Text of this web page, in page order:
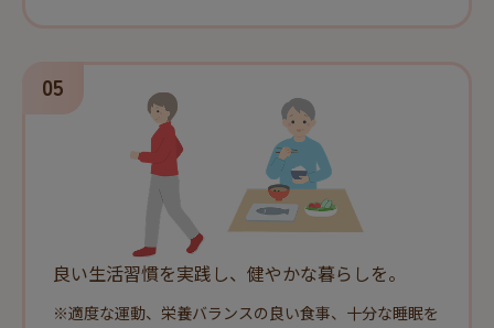
良い生活習慣を実践し、健やかな暮らしを。
※適度な運動、栄養バランスの良い食事、十分な睡眠を